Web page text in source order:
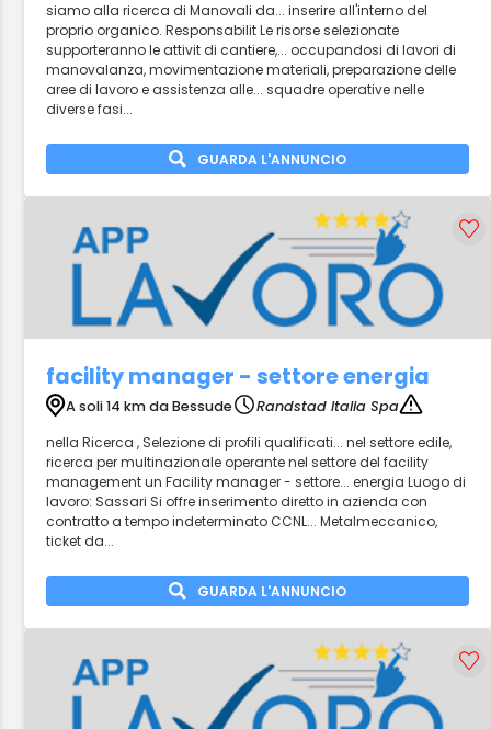
siamo alla ricerca di Manovali da... inserire all'interno del
proprio organico. Responsabilit Le risorse selezionate
supporteranno le attivit di cantiere,... occupandosi di lavori di
manovalanza, movimentazione materiali, preparazione delle
aree di lavoro e assistenza alle... squadre operative nelle
diverse fasi...
GUARDA L'ANNUNCIO
facility manager - settore energia
A soli 14 km da Bessude
Randstad Italia Spa
nella Ricerca , Selezione di profili qualificati... nel settore edile,
ricerca per multinazionale operante nel settore del facility
management un Facility manager - settore... energia Luogo di
lavoro: Sassari Si offre inserimento diretto in azienda con
contratto a tempo indeterminato CCNL... Metalmeccanico,
ticket da...
GUARDA L'ANNUNCIO